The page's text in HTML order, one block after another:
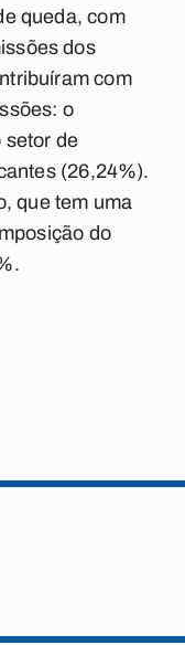
queda, com
dos
com
o
setor de
(26,24%).
que tem uma
do